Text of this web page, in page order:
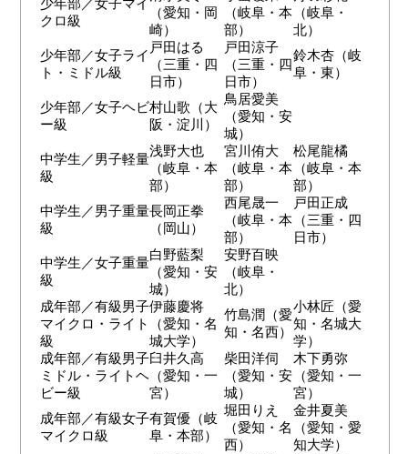
少年部／女子マイ
クロ級
（愛知・岡
崎）
（岐阜・本
部）
（岐阜・
北）
少年部／女子ライ
ト・ミドル級
戸田はる
（三重・四
日市）
戸田涼子
（三重・四
日市）
鈴木杏（岐
阜・東）
少年部／女子ヘビ
ー級
村山歌（大
阪・淀川）
鳥居愛美
（愛知・安
城）
中学生／男子軽量
級
浅野大也
（岐阜・本
部）
宮川侑大
（岐阜・本
部）
松尾龍橘
（岐阜・本
部）
中学生／男子重量
級
長岡正拳
（岡山）
西尾晟一
（岐阜・本
部）
戸田正成
（三重・四
日市）
中学生／女子重量
級
白野藍梨
（愛知・安
城）
安野百映
（岐阜・
北）
成年部／有級男子
マイクロ・ライト
級
伊藤慶将
（愛知・名
城大学）
竹島潤（愛
知・名西）
小林匠（愛
知・名城大
学）
成年部／有級男子
ミドル・ライトヘ
ビー級
臼井久高
（愛知・一
宮）
柴田洋伺
（愛知・安
城）
木下勇弥
（愛知・一
宮）
成年部／有級女子
マイクロ級
有賀優（岐
阜・本部）
堀田りえ
（愛知・名
西）
金井夏美
（愛知・愛
知大学）